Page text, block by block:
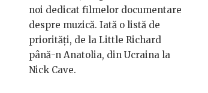
noi dedicat filmelor documentare
despre muzică. Iată o listă de
priorități, de la Little Richard
până-n Anatolia, din Ucraina la
Nick Cave.